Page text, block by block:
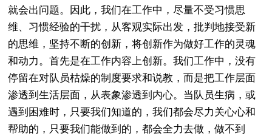
就会出问题。因此，我们在工作中，尽量不受习惯思
维、习惯经验的干扰，从客观实际出发，批判地接受新
的思维，坚持不断的创新，将创新作为做好工作的灵魂
和动力。首先是在工作内容上创新。我们工作中，没有
停留在对队员枯燥的制度要求和说教，而是把工作层面
渗透到生活层面，从表象渗透到内心。当队员生病，或
遇到困难时，只要我们知道的，我们都会尽力关心心和
帮助的，只要我们能做到的，都会全力去做，做不到